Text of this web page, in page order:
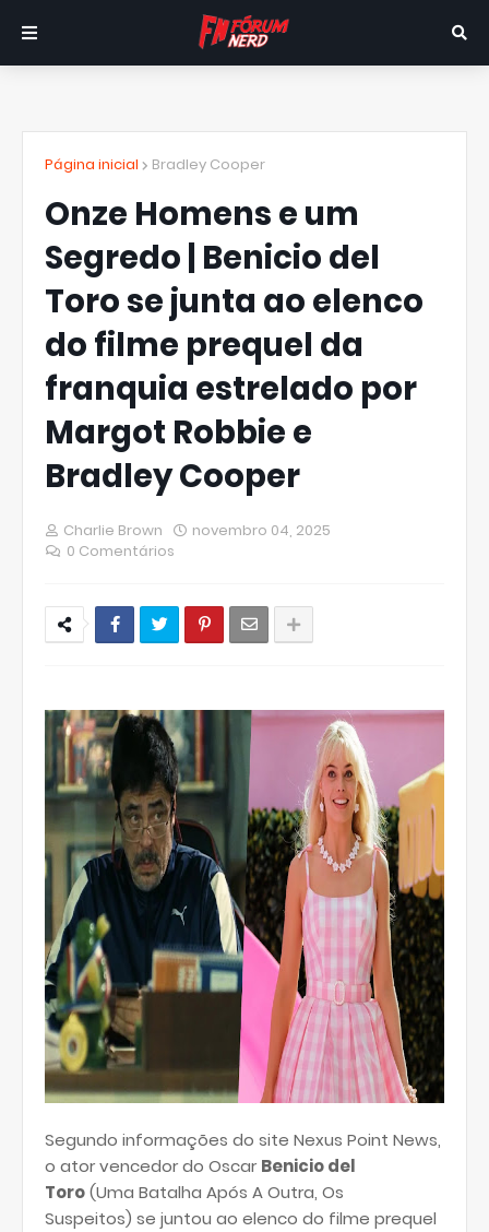
Página inicial Bradley Cooper
Onze Homens e um
Segredo | Benicio del
Toro se junta ao elenco
do filme prequel da
franquia estrelado por
Margot Robbie e
Bradley Cooper
Charlie Brown
novembro 04, 2025
0 Comentários
Segundo informações do site Nexus Point News,
o ator vencedor do Oscar Benicio del
Toro(Uma Batalha Após A Outra, Os
Suspeitos) se juntou ao elenco do filme prequel